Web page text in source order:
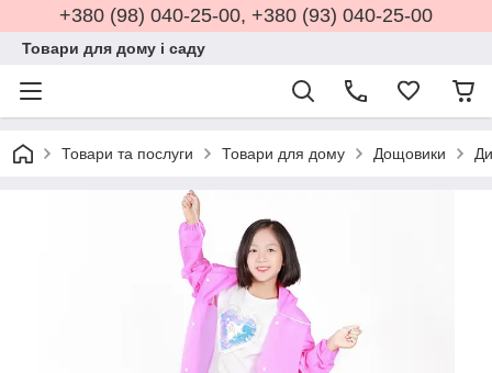
+380 (98) 040-25-00, +380 (93) 040-25-00
Товари для дому і саду
Товари та послуги Товари для дому Дощовики